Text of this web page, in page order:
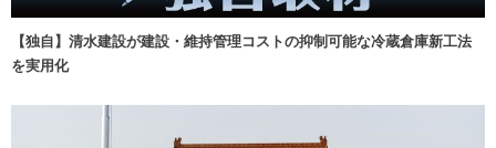
【独自】清水建設が建設・維持管理コストの抑制可能な冷蔵倉庫新工法
を実用化